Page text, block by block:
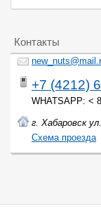
Контакты
+7 (4212)
WHATSAPP: <
г. Хабаровск
Cхема проезда